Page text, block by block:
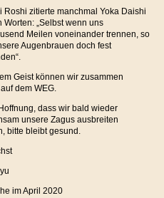
Roshi zitierte manchmal Yoka Daishi
Worten: „Selbst wenn uns
Meilen voneinander trennen, so
Augenbrauen doch fest
Geist können wir zusammen
dem WEG.
dass wir bald wieder
unsere Zagus ausbreiten
bitte bleibt gesund.
im April 2020